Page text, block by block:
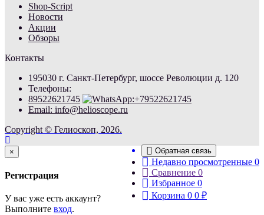
Shop-Script
Новости
Акции
Обзоры
Контакты
195030 г. Санкт-Петербург, шоссе Революции д. 120
Телефоны:
89522621745
Email: info@helioscope.ru
Copyright © Гелиоскоп, 2026.
Обратная связь
Недавно просмотренные 0
Сравнение 0
Избранное 0
Корзина 0 0 ₽
×
Регистрация
У вас уже есть аккаунт?
Выполните вход.